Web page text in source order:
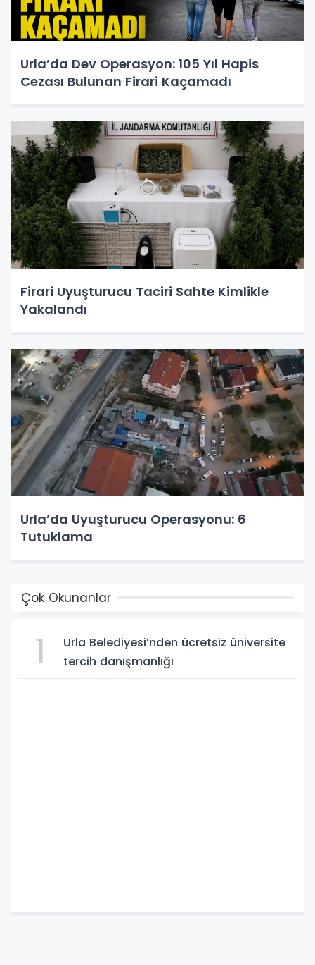
Urla’da Dev Operasyon: 105 Yıl Hapis
Cezası Bulunan Firari Kaçamadı
Firari Uyuşturucu Taciri Sahte Kimlikle
Yakalandı
Urla’da Uyuşturucu Operasyonu: 6
Tutuklama
Çok Okunanlar
1
Urla Belediyesi’nden ücretsiz üniversite
tercih danışmanlığı